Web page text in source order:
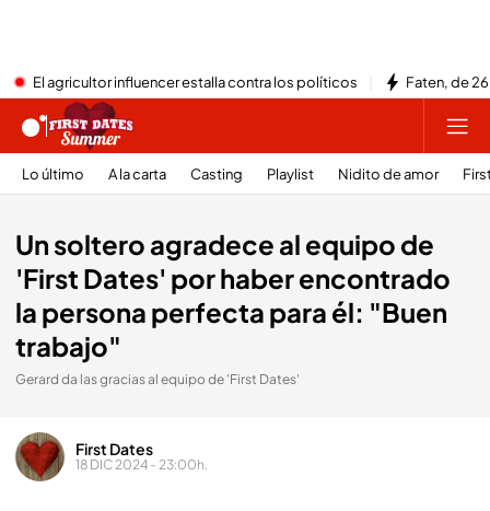
El agricultor influencer estalla contra los políticos Faten, de
Lo último A la carta Casting Playlist Nidito de amor
Un soltero agradece al equipo de
'First Dates' por haber encontrado
la persona perfecta para él: "Buen
trabajo"
Gerard da las gracias al equipo de 'First Dates'
First Dates
18 DIC 2024 - 23:00h.